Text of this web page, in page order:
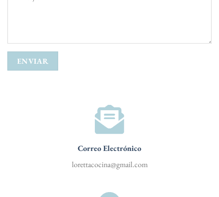
Correo Electrónico
lorettacocina@gmail.com